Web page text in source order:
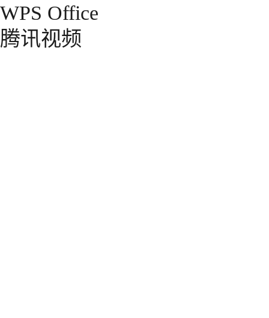
WPS Office
腾讯视频